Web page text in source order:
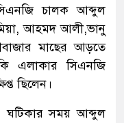
চালক আব্দুল
আহমদ আলী,ভানু
মাছের আড়তে
এলাকার সিএনজি
ছিলেন।
ঘটিকার সময় আব্দুল